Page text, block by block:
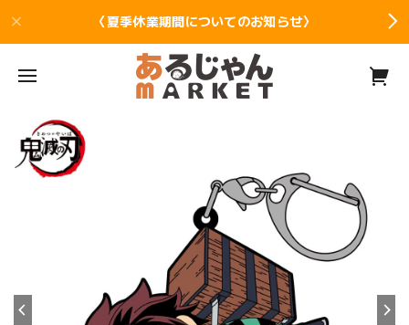
〈夏季休業期間についてのお知らせ〉